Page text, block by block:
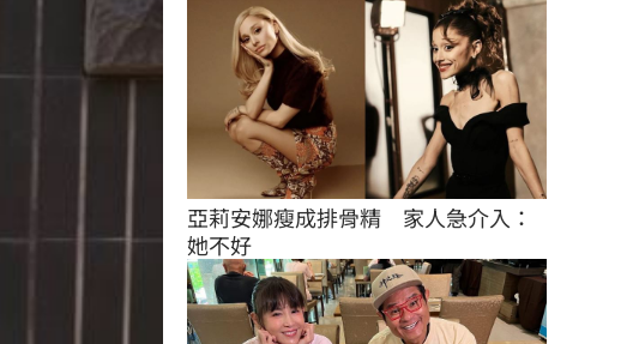
亞莉安娜瘦成排骨精　家人急介入：
她不好